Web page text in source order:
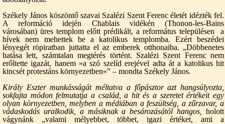
Székely János köszöntő szavai Szalézi Szent Ferenc életét idézték fel.
A reformáció idején Chablais vidékén (Thonon-les-Bains
városában) üres templom előtt prédikált, a református településen a
hívek nem mehettek be a katolikus templomba. Ezért beszédei
lényegét röpiratban juttatta el az emberek otthonaiba. „Döbbenetes
hatása lett, számtalan megtérés történt. Szalézi Szent Ferenc nem
erőltette igazát, hanem »a szó szelíd erejével adta át a katolikus hit
kincsét protestáns környezetben«” – mondta Székely János.
Király Eszter munkásságát méltatva a főpásztor azt hangsúlyozta,
sokfajta módon felmutatja a család, a hit és a szeretet értékeit egy
olyan környezetben, melyben a médiában a feszültség, a zűrzavar, a
vádaskodás uralkodik, a másiknak a besározásától hangos, holott
vágynánk „valami mélyebbet, többet, igazi értéket, ami a